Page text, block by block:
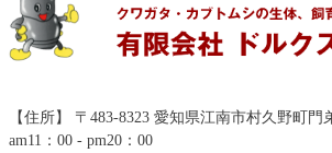
【住所】 〒483-8323 愛知県江南市村久野町門
am11：00 - pm20：00